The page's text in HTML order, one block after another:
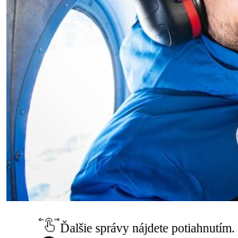
Ďalšie správy nájdete potiahnutím.